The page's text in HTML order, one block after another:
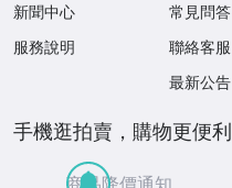
新聞中心
服務說明
常見問答
聯絡客服
最新公告
手機逛拍賣，購物更便利